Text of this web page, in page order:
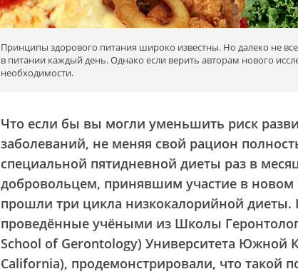
Принципы здорового питания широко известны. Но далеко не
в питании каждый день. Однако если верить авторам нового
необходимости.
Что если бы вы могли уменьшить риск
заболеваний, не меняя свой рацион
специальной пятидневной диеты раз в
добровольцем, принявшим участие в новом
прошли три цикла низкокалорийной
проведённые учёными из Школы
School of Gerontology) Университета Южной
California), продемонстрировали, что такой